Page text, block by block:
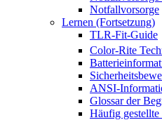
Notfallvorsorge
Lernen (Fortsetzung)
TLR-Fit-Guide
Color-Rite
ANSI-
Glossar der
Häufig gestellte